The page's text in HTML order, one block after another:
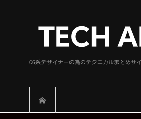
CG系デザイナーの為のテクニカルまとめ